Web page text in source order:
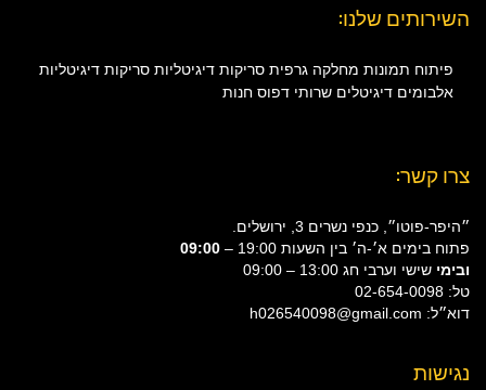
השירותים שלנו:
פיתוח תמונות מחלקה גרפית סריקות דיגיטליות סריקות דיגיטליות
אלבומים דיגיטלים שרותי דפוס חנות
צרו קשר:
״היפר-פוטו״, כנפי נשרים 3, ירושלים.
פתוח בימים א׳-ה׳ בין השעות 19:00 –
09:00
ובימי שישי וערבי חג 13:00 – 09:00
טל: 02-654-0098
דוא״ל: h026540098@gmail.com
נגישות